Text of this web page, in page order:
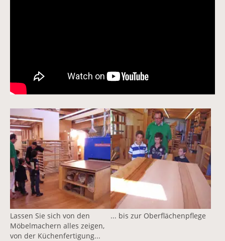
Vergrößerte Version anzeigen
Lassen Sie sich von den
Möbelmachern alles zeigen,
von der Küchenfertigung...
Vergrößerte Version
... bis zur Oberflächenpflege